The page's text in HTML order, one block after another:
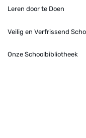
Leren door te Doen
Veilig en Verfrissend
Onze Schoolbibliotheek